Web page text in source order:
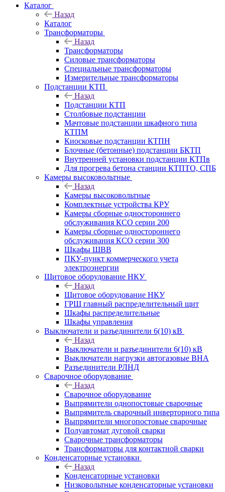
Каталог
Назад
Каталог
Трансформаторы
Назад
Трансформаторы
Силовые трансформаторы
Специальные трансформаторы
Измерительные трансформаторы
Подстанции КТП
Назад
Подстанции КТП
Столбовые подстанции
Мачтовые подстанции шкафного типа
КТПМ
Киосковые подстанции КТПН
Блочные (бетонные) подстанции БКТП
Внутренней установки подстанции КТПв
Для прогрева бетона станции КТПТО, СПБ
Камеры высоковольтные
Назад
Камеры высоковольтные
Комплектные устройства КРУ
Камеры сборные одностороннего
обслуживания КСО серии 200
Камеры сборные одностороннего
обслуживания КСО серии 300
Шкафы ШВВ
ПКУ-пункт коммерческого учета
электроэнергии
Щитовое оборудование НКУ
Назад
Щитовое оборудование НКУ
ГРЩ главный распределительный щит
Шкафы распределительные
Шкафы управления
Выключатели и разъединители 6(10) кВ
Назад
Выключатели и разъединители 6(10) кВ
Выключатели нагрузки автогазовые ВНА
Разъединители РЛНД
Сварочное оборудование
Назад
Сварочное оборудование
Выпрямители однопостовые сварочные
Выпрямитель сварочный инверторного типа
Выпрямители многопостовые сварочные
Полуавтомат дуговой сварки
Сварочные трансформаторы
Трансформаторы для контактной сварки
Конденсаторные установки
Назад
Конденсаторные установки
Низковольтные конденсаторные установки